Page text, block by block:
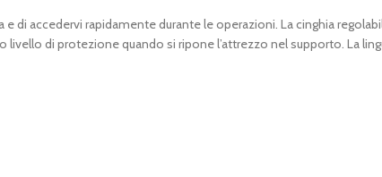
e di accedervi rapidamente durante le operazioni. La cinghia
di protezione quando si ripone l’attrezzo nel supporto. La